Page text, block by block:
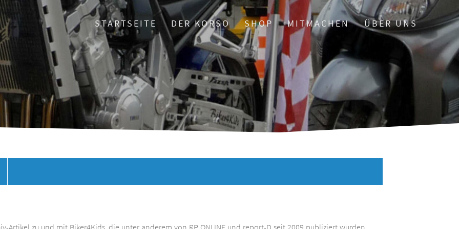
STARTSEITE DER KORSO SHOP MITMACHEN ÜBER UNS